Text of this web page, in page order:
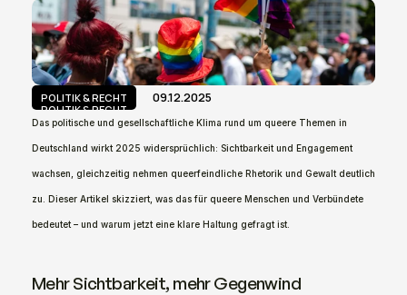
POLITIK & RECHT
POLITIK & RECHT
09.12.2025
Das politische und gesellschaftliche Klima rund um queere Themen in
Deutschland wirkt 2025 widersprüchlich: Sichtbarkeit und Engagement
wachsen, gleichzeitig nehmen queerfeindliche Rhetorik und Gewalt deutlich
zu. Dieser Artikel skizziert, was das für queere Menschen und Verbündete
bedeutet – und warum jetzt eine klare Haltung gefragt ist.
Mehr Sichtbarkeit, mehr Gegenwind